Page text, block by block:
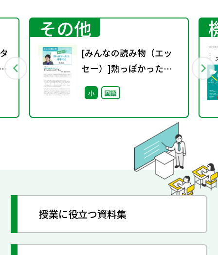
その他
[みんなの読み物（エッ
セー）]熱っぽかったら
科学する
小 国語
授業に役立つ資料集